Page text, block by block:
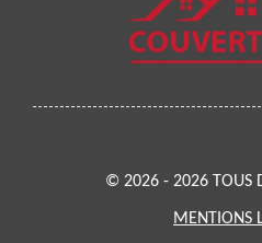
© 2026 - 2026 TOUS
MENTIONS